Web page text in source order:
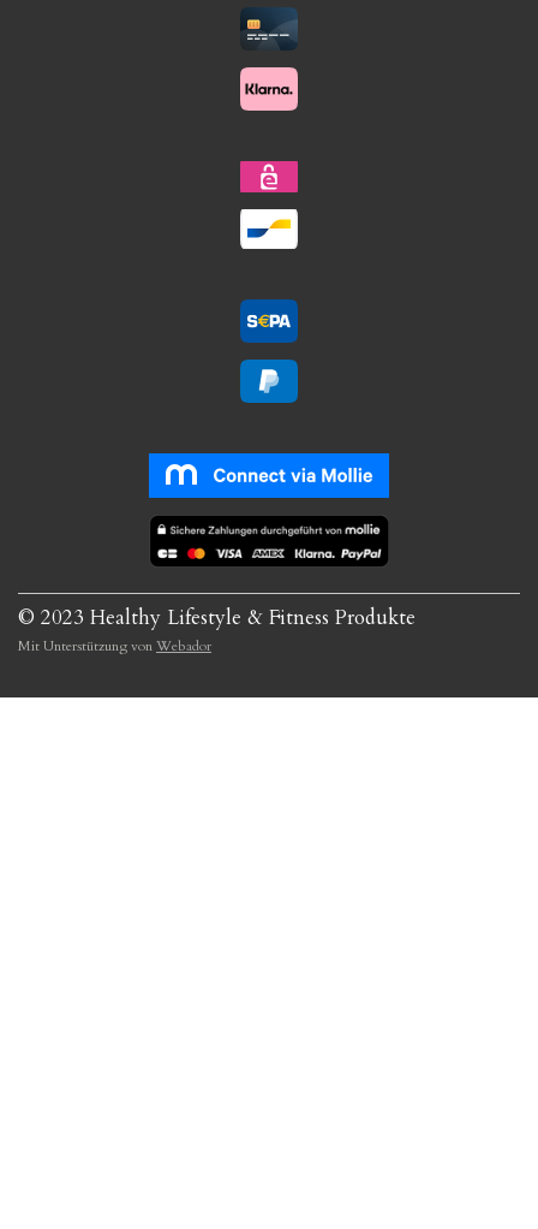
© 2023 Healthy Lifestyle & Fitness Produkte
Mit Unterstützung vonWebador